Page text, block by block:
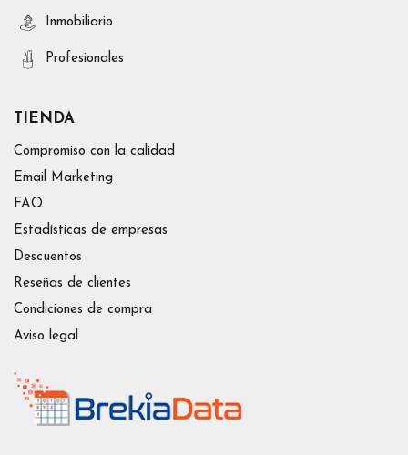
Inmobiliario
Profesionales
TIENDA
Compromiso con la calidad
Email Marketing
FAQ
Estadísticas de empresas
Descuentos
Reseñas de clientes
Condiciones de compra
Aviso legal